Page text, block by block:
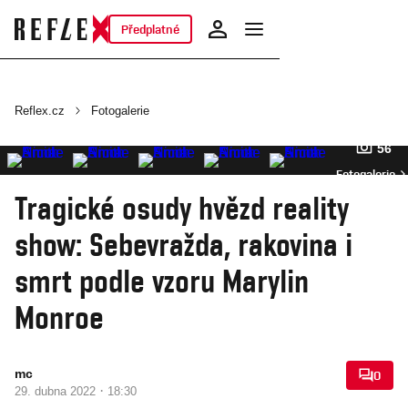
Předplatné
Reflex.cz Fotogalerie
56
Fotogalerie
Tragické osudy hvězd reality
show: Sebevražda, rakovina i
smrt podle vzoru Marylin
Monroe
mc
29. dubna 2022 · 18:30
0